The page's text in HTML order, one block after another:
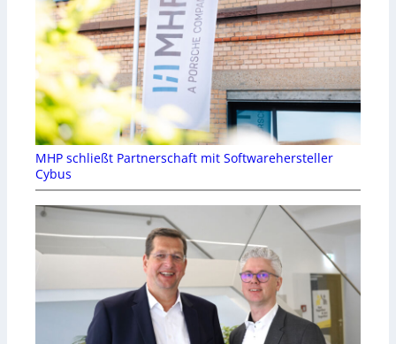
MHP schließt Partnerschaft mit Softwarehersteller
Cybus